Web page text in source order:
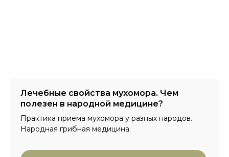
Лечебные свойства мухомора. Чем
полезен в народной медицине?
Практика приема мухомора у разных народов.
Народная грибная медицина.